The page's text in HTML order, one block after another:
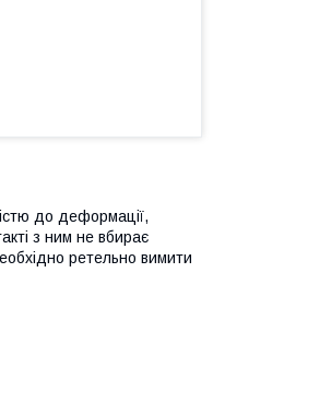
до деформації,
з ним не вбирає
ретельно вимити